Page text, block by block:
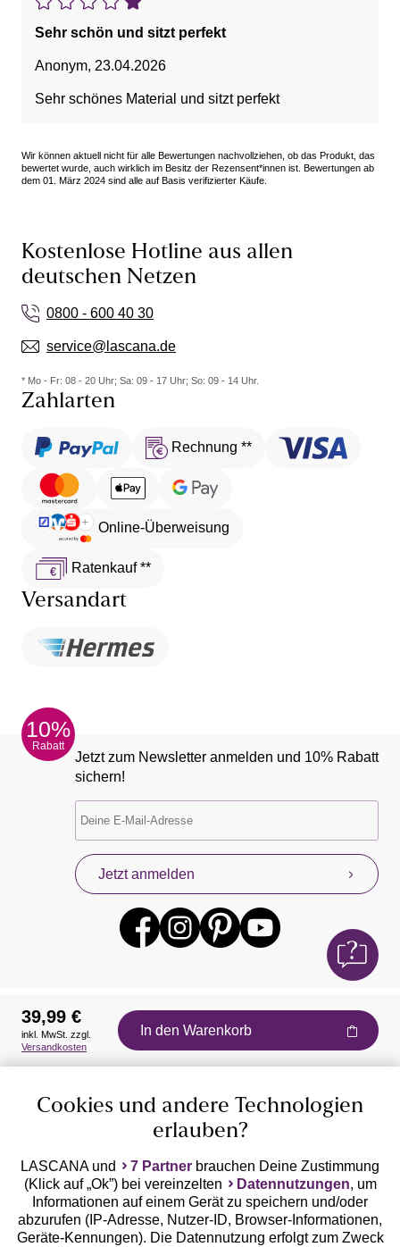
Sehr schön und sitzt perfekt
Anonym, 23.04.2026
Sehr schönes Material und sitzt perfekt
Wir können aktuell nicht für alle Bewertungen nachvollziehen, ob das Produkt, das
bewertet wurde, auch wirklich im Besitz der Rezensent*innen ist. Bewertungen ab
dem 01. März 2024 sind alle auf Basis verifizierter Käufe.
Kostenlose Hotline aus allen
deutschen Netzen
0800 - 600 40 30
service@lascana.de
* Mo - Fr: 08 - 20 Uhr; Sa: 09 - 17 Uhr; So: 09 - 14 Uhr.
Zahlarten
Rechnung **
Online-Überweisung
Ratenkauf **
Versandart
10%
Rabatt
Jetzt zum Newsletter anmelden und 10% Rabatt
sichern!
Jetzt anmelden
Auszeichnungen
Geprüfte Sicherheit
39,99 €
inkl. MwSt. zzgl.
Versandkosten
In den Warenkorb
Cookies und andere Technologien
erlauben?
LASCANA und 7 Partner brauchen Deine Zustimmung
(Klick auf „Ok”) bei vereinzelten
Datennutzungen, um
Informationen auf einem Gerät zu speichern und/oder
abzurufen (IP-Adresse, Nutzer-ID, Browser-Informationen,
Geräte-Kennungen). Die Datennutzung erfolgt zum Zweck